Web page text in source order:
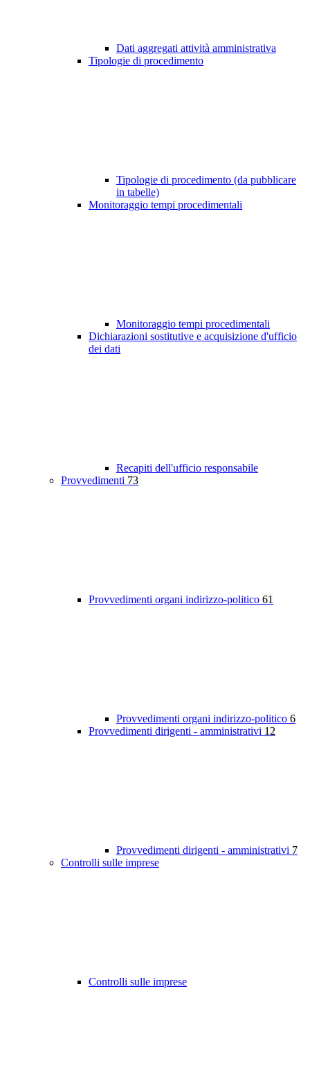
Dati aggregati attività amministrativa
Tipologie di procedimento
Tipologie di procedimento (da pubblicare
in tabelle)
Monitoraggio tempi procedimentali
Monitoraggio tempi procedimentali
Dichiarazioni sostitutive e acquisizione d'ufficio
dei dati
Recapiti dell'ufficio responsabile
Provvedimenti 73
Provvedimenti organi indirizzo-politico 61
Provvedimenti organi indirizzo-politico 6
Provvedimenti dirigenti - amministrativi 12
Provvedimenti dirigenti - amministrativi 7
Controlli sulle imprese
Controlli sulle imprese